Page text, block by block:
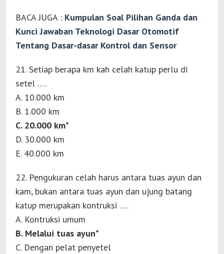
BACA JUGA : Kumpulan Soal Pilihan Ganda dan
Kunci Jawaban Teknologi Dasar Otomotif
Tentang Dasar-dasar Kontrol dan Sensor
21. Setiap berapa km kah celah katup perlu di
setel ….
A. 10.000 km
B. 1.000 km
C. 20.000 km*
D. 30.000 km
E. 40.000 km
22. Pengukuran celah harus antara tuas ayun dan
kam, bukan antara tuas ayun dan ujung batang
katup merupakan kontruksi ….
A. Kontruksi umum
B. Melalui tuas ayun*
C. Dengan pelat penyetel